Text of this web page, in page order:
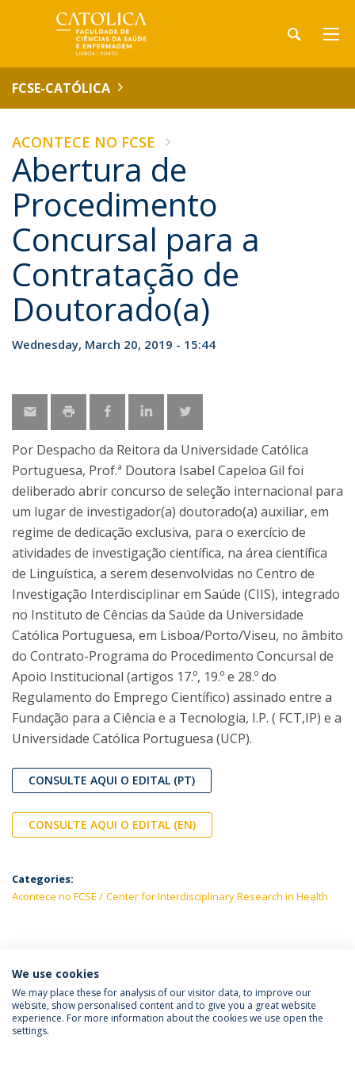
FCSE-CATÓLICA
ACONTECE NO FCSE
Abertura de
Procedimento
Concursal para a
Contratação de
Doutorado(a)
Wednesday, March 20, 2019 - 15:44
Por Despacho da Reitora da Universidade Católica
Portuguesa, Prof.ª Doutora Isabel Capeloa Gil foi
deliberado abrir concurso de seleção internacional para
um lugar de investigador(a) doutorado(a) auxiliar, em
regime de dedicação exclusiva, para o exercício de
atividades de investigação científica, na área científica
de Linguística, a serem desenvolvidas no Centro de
Investigação Interdisciplinar em Saúde (CIIS), integrado
no Instituto de Cências da Saúde da Universidade
Católica Portuguesa, em Lisboa/Porto/Viseu, no âmbito
do Contrato-Programa do Procedimento Concursal de
Apoio Institucional (artigos 17.º, 19.º e 28.º do
Regulamento do Emprego Científico) assinado entre a
Fundação para a Ciência e a Tecnologia, I.P. ( FCT,IP) e a
Universidade Católica Portuguesa (UCP).
CONSULTE AQUI O EDITAL (PT)
CONSULTE AQUI O EDITAL (EN)
Categories:
Acontece no FCSE
Center for Interdisciplinary Research in Health
LATEST NEWS
Política de Privacidade
Termos e Condições
We use cookies
We may place these for analysis of our visitor data, to improve our
website, show personalised content and to give you a great website
experience. For more information about the cookies we use open the
settings.